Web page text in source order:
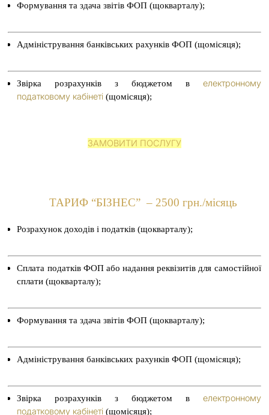
Формування та здача звітів ФОП (щокварталу);
Адміністрування банківських рахунків ФОП (щомісяця);
Звірка розрахунків з бюджетом в електронному
податковому кабінеті (щомісяця);
ЗАМОВИТИ ПОСЛУГУ
ТАРИФ “БІЗНЕС” – 2500 грн./місяць
Розрахунок доходів і податків (щокварталу);
Сплата податків ФОП або надання реквізитів для самостійної
сплати (щокварталу);
Формування та здача звітів ФОП (щокварталу);
Адміністрування банківських рахунків ФОП (щомісяця);
Звірка розрахунків з бюджетом в електронному
податковому кабінеті (щомісяця);